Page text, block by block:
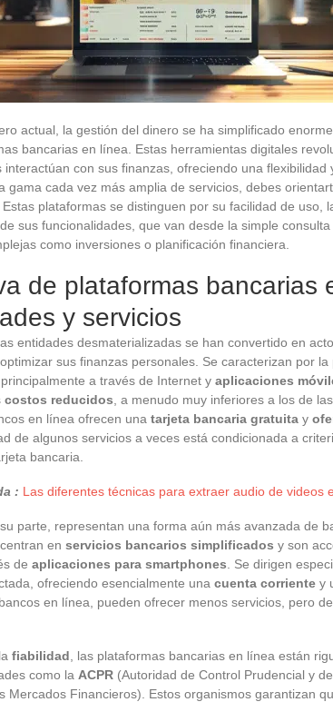
actual, la gestión del dinero se ha simplificado
bancarias en línea. Estas herramientas digitales
con sus finanzas, ofreciendo una flexibilidad
gama cada vez más amplia de servicios, debes
plataformas se distinguen por su facilidad de uso,
sus funcionalidades, que van desde la simple
como inversiones o planificación financiera.
de plataformas bancarias
y servicios
entidades desmaterializadas se han convertido en
sus finanzas personales. Se caracterizan por la
principalmente a través de Internet y aplicaciones
costos reducidos , a menudo muy inferiores a los de
en línea ofrecen una tarjeta bancaria gratuita y
de algunos servicios a veces está condicionada a
bancaria.
: Las diferentes técnicas para extraer audio de videos
su parte, representan una forma aún más avanzada de
en servicios bancarios simplificados y son
de aplicaciones para smartphones . Se dirigen
ofreciendo esencialmente una cuenta corriente y
en línea, pueden ofrecer menos servicios, pero
fiabilidad , las plataformas bancarias en línea están
como la ACPR (Autoridad de Control Prudencial y
Mercados Financieros). Estos organismos garantizan